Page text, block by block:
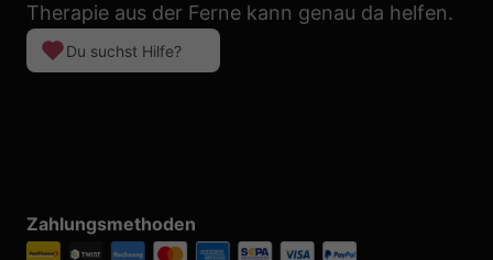
Therapie aus der Ferne kann genau da helfen.
Du suchst Hilfe?
Zahlungsmethoden